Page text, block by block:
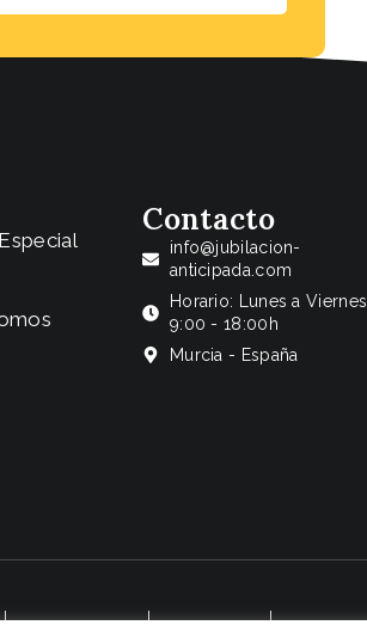
Contacto
info@jubilacion-
anticipada.com
Horario: Lunes a Viernes
9:00 - 18:00h
Murcia - España